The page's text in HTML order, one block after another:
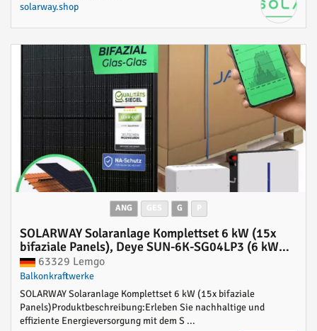
solarway.shop
ANG G
SOLARWAY Solaranlage Komplettset 6 kW (15x
bifaziale Panels), Deye SUN-6K-SG04LP3 (6 kW
Ausgang) + Deye 10 kWh Speicher inkl.
Montagesystem, App & WiFi
63329 Lemgo
Balkonkraftwerke
SOLARWAY Solaranlage Komplettset 6 kW (15x bifaziale
Panels)Produktbeschreibung:Erleben Sie nachhaltige und
effiziente Energieversorgung mit dem S ...